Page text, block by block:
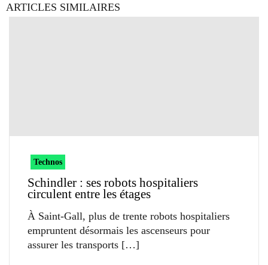
ARTICLES SIMILAIRES
Technos
Schindler : ses robots hospitaliers
circulent entre les étages
À Saint-Gall, plus de trente robots hospitaliers
empruntent désormais les ascenseurs pour
assurer les transports